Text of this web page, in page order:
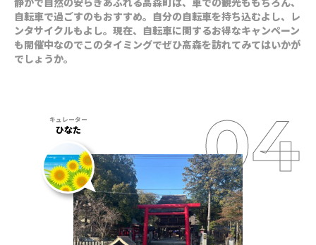
自転車で過ごすのもおすすめ。自分の自転車を持ち込むよし、レ
ンタサイクルもよし。現在、自転車に関するお得なキャンペーン
も開催中なのでこのタイミングでぜひ高森を訪れてみてはいかが
でしょうか。
ひなた